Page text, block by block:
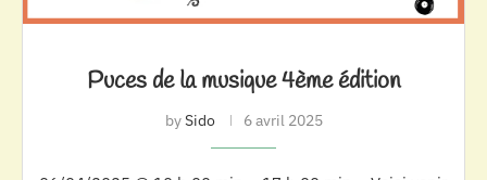
Puces de la musique 4ème édition
bySido 6 avril 2025